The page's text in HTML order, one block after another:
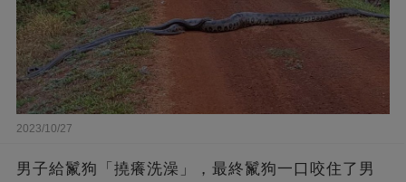
2023/10/27
男子給鬣狗「撓癢洗澡」，最終鬣狗一口咬住了男